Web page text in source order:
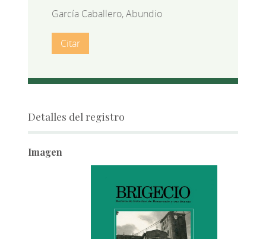
García Caballero, Abundio
Citar
Detalles del registro
Imagen